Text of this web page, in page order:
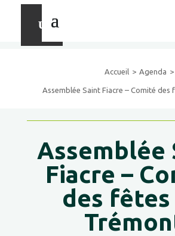
Accueil Agenda
Assemblée Saint Fiacre – Comité des
Assemblée
Fiacre –
des fêtes